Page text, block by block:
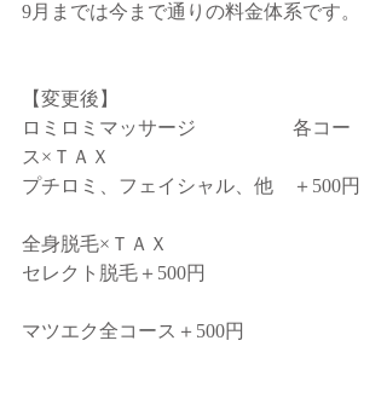
9月までは今まで通りの料金体系です。
【変更後】
ロミロミマッサージ　　　　　各コー
ス×ＴＡＸ
プチロミ、フェイシャル、他　＋500円
全身脱毛×ＴＡＸ
セレクト脱毛＋500円
マツエク全コース＋500円